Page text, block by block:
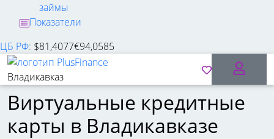
займы
Показатели
ЦБ РФ: $81,4077€94,0585
Владикавказ
Виртуальные кредитные
карты в Владикавказе